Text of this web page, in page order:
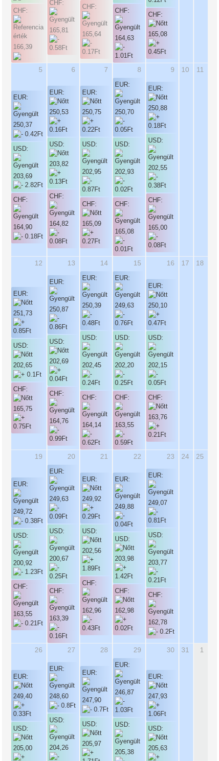
CHF:
166,39
CHF:
165,81
CHF:
165,64
CHF:
164,63
CHF:
165,08
5
EUR:
250,37
USD:
203,69
CHF:
164,90
6
EUR:
250,53
USD:
203,82
CHF:
164,82
7
EUR:
250,75
USD:
202,95
CHF:
165,09
8
EUR:
250,70
USD:
202,93
CHF:
165,08
9
EUR:
250,88
USD:
202,55
CHF:
165,00
10 11
12
EUR:
251,73
USD:
202,65
CHF:
165,75
13
EUR:
250,87
USD:
202,69
CHF:
164,76
14
EUR:
250,39
USD:
202,45
CHF:
164,14
15
EUR:
249,63
USD:
202,20
CHF:
163,55
16
EUR:
250,10
USD:
202,15
CHF:
163,76
17 18
19
EUR:
249,72
USD:
200,92
CHF:
163,55
20
EUR:
249,63
USD:
200,67
CHF:
163,39
21
EUR:
249,92
USD:
202,56
CHF:
162,96
22
EUR:
249,88
USD:
203,98
CHF:
162,98
23
EUR:
249,07
USD:
203,77
CHF:
162,78
24 25
26
EUR:
249,40
USD:
205,00
27
EUR:
248,60
USD:
204,26
28
EUR:
247,90
USD:
205,97
29
EUR:
246,87
USD:
205,38
30
EUR:
247,93
USD:
205,63
31 1